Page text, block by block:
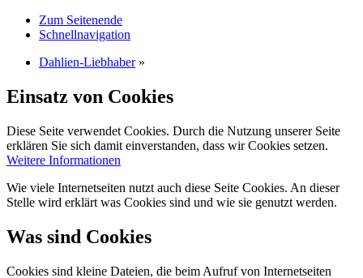
Zum Seitenende
Schnellnavigation
Dahlien-Liebhaber »
Einsatz von Cookies
Diese Seite verwendet Cookies. Durch die Nutzung unserer Seite
erklären Sie sich damit einverstanden, dass wir Cookies setzen.
Weitere Informationen
Wie viele Internetseiten nutzt auch diese Seite Cookies. An dieser
Stelle wird erklärt was Cookies sind und wie sie genutzt werden.
Was sind Cookies
Cookies sind kleine Dateien, die beim Aufruf von Internetseiten